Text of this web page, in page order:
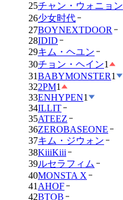
25チャン・ウォニョン
26少女时代
27BOYNEXTDOOR
28IDID
29キム・ヘユン
30チョン・ヘイン1
31BABYMONSTER1
322PM1
33ENHYPEN1
34ILLIT
35ATEEZ
36ZEROBASEONE
37キム・ジウォン
38KiiiKiii
39ルセラフィム
40MONSTA X
41 AHOF
42BTOB